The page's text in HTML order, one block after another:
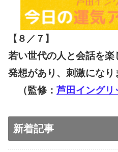
【８／７ 】
若い世代の人と会話を
発想があり、刺激になり
（監修： 芦田イングリ
新着記事